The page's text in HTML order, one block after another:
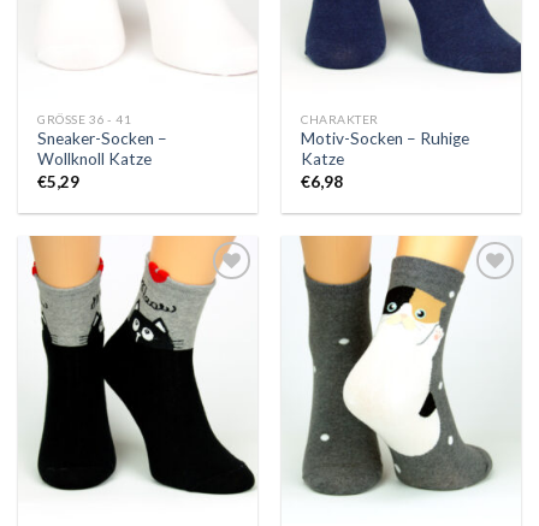
GRÖSSE 36 - 41
Sneaker-Socken –
Wollknoll Katze
€5,29
CHARAKTER
Motiv-Socken – Ruhige
Katze
€6,98
die
Wunschliste
Wunschliste